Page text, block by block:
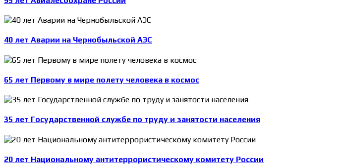
40 лет Аварии на Чернобыльской АЭС
65 лет Первому в мире полету человека в космос
35 лет Государственной службе по труду и занятости населения
20 лет Национальному антитеррористическому комитету России